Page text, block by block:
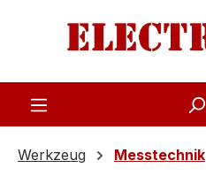
Zum Hauptinhalt springen
Werkzeug Messtechnik